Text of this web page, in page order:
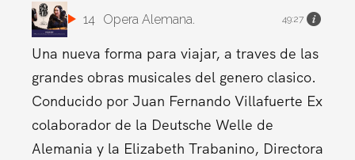
14 Opera Alemana. 49:27
Una nueva forma para viajar, a traves de las
grandes obras musicales del genero clasico.
Conducido por Juan Fernando Villafuerte Ex
colaborador de la Deutsche Welle de
Alemania y la Elizabeth Trabanino, Directora